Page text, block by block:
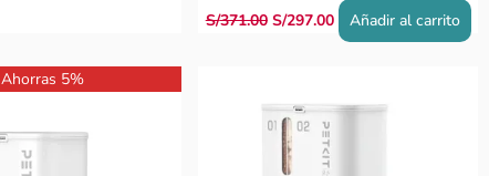
S/371.00 S/297.00 Añadir al carrito
Ahorras 5%
El
S/417.00.
El
precio
es: